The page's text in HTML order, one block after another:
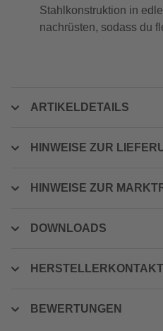
Stahlkonstruktion in
nachrüsten, sodass du
ARTIKELDETAILS
HINWEISE ZUR
HINWEISE ZUR
DOWNLOADS
HERSTELLERKONTAKT
BEWERTUNGEN